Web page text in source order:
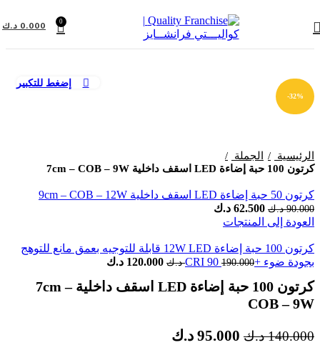
0
0.000 د.ك
-32%
إضغط للتكبير
الرئيسية
الجملة
كرتون 100 حبة إضاءة LED اسقف داخلية 7cm – COB – 9W
كرتون 50 حبة إضاءة LED اسقف داخلية 9cm – COB – 12W
90.000 د.ك السعر
الأصلي
90.000 د.ك.
62.500 د.ك
62.500 د.ك.
العودة إلى المنتجات
كرتون 100 حبة إضاءة 12W LED قابلة للتوجيه بعمق مانع للتوهج
بجودة ضوء +CRI 90190.000 د.ك السعر
هو:
120.000 د.ك
هو:
كرتون 100 حبة إضاءة LED اسقف داخلية 7cm –
COB – 9W
140.000 د.ك السعر
95.000 د.ك